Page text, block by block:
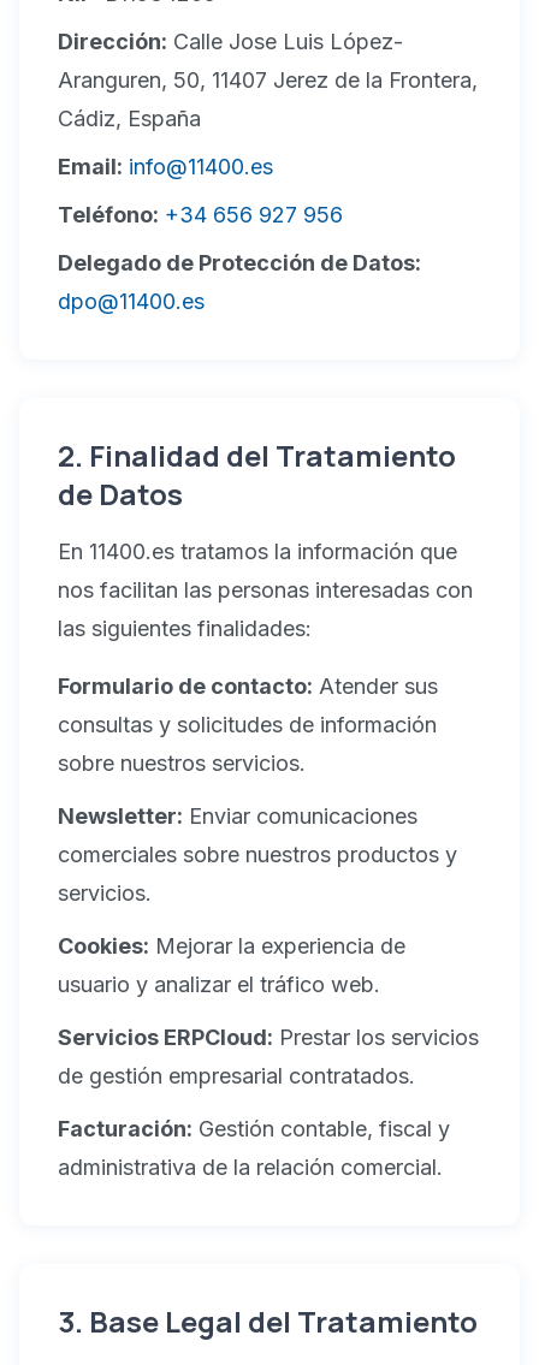
Dirección: Calle Jose Luis López-
Aranguren, 50, 11407 Jerez de la Frontera,
Cádiz, España
Email: info@11400.es
Teléfono: +34 656 927 956
Delegado de Protección de Datos:
dpo@11400.es
2. Finalidad del Tratamiento
de Datos
En 11400.es tratamos la información que
nos facilitan las personas interesadas con
las siguientes finalidades:
Formulario de contacto: Atender sus
consultas y solicitudes de información
sobre nuestros servicios.
Newsletter: Enviar comunicaciones
comerciales sobre nuestros productos y
servicios.
Cookies: Mejorar la experiencia de
usuario y analizar el tráfico web.
Servicios ERPCloud: Prestar los servicios
de gestión empresarial contratados.
Facturación: Gestión contable, fiscal y
administrativa de la relación comercial.
3. Base Legal del Tratamiento